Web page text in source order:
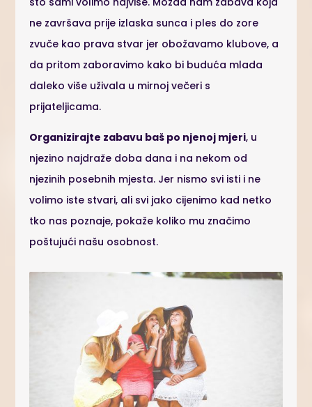
ne završava prije izlaska sunca i ples do zore
zvuče kao prava stvar jer obožavamo klubove, a
da pritom zaboravimo kako bi buduća mlada
daleko više uživala u mirnoj večeri s
prijateljicama.
Organizirajte zabavu baš po njenoj mjeri, u
njezino najdraže doba dana i na nekom od
njezinih posebnih mjesta. Jer nismo svi isti i ne
volimo iste stvari, ali svi jako cijenimo kad netko
tko nas poznaje, pokaže koliko mu značimo
poštujući našu osobnost.